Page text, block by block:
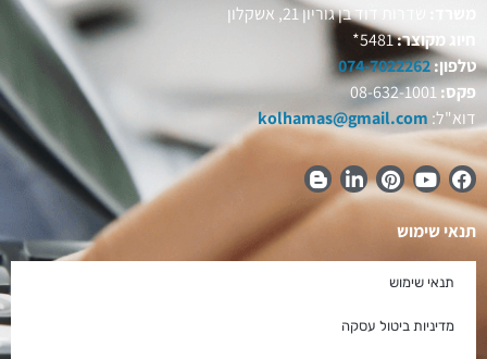
משרד:
שדרות דוד בן גוריון 21, אשקלון
חיוג מקוצר:5481*
טלפון:074-7022262
פקס:08-632-1001
דוא"ל: kolhamas@gmail.com
תנאי שימוש
תנאי שימוש
מדיניות ביטול עסקה